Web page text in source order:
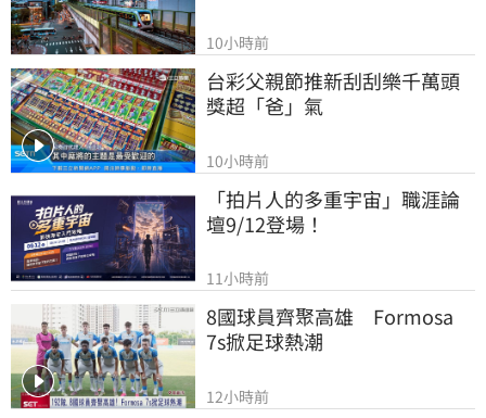
10小時前
台彩父親節推新刮刮樂千萬頭
獎超「爸」氣
10小時前
「拍片人的多重宇宙」職涯論
壇9/12登場！
11小時前
8國球員齊聚高雄　Formosa
7s掀足球熱潮
12小時前